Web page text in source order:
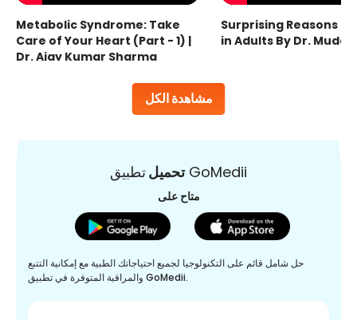
مشاهدة الكل
Metabolic Syndrome: Take
Care of Your Heart (Part - 1) |
Dr. Ajay Kumar Sharma
Surprising Reasons
in Adults By Dr.
تحميلتطبيق GoMedii
متاح على
حل شامل قائم على التكنولوجيا لجميع احتياجاتك الطبية مع إمكانية التتبع
والمراقبة المتوفرة في تطبيق GoMedii.